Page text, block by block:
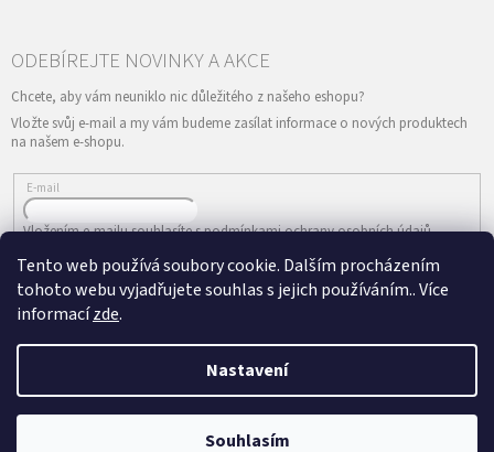
Tento web používá soubory cookie. Dalším procházením
tohoto webu vyjadřujete souhlas s jejich používáním.. Více
informacízde.
Nastavení
Souhlasím
Vložte svůj e-mail a my vám budeme zasílat informace o nových produktech
na našem e-shopu.
E-mail
Vložením e-mailu souhlasíte spodmínkami ochrany osobních údajů
PŘIHLÁSIT SE
vyhrazena.